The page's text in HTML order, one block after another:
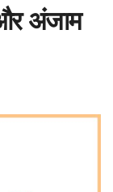
अंजाम